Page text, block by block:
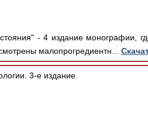
- 4 издание монографии,
малопрогредиентн...
3-е издание.